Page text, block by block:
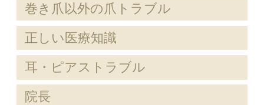
巻き爪以外の爪トラブル
正しい医療知識
耳・ピアストラブル
院長